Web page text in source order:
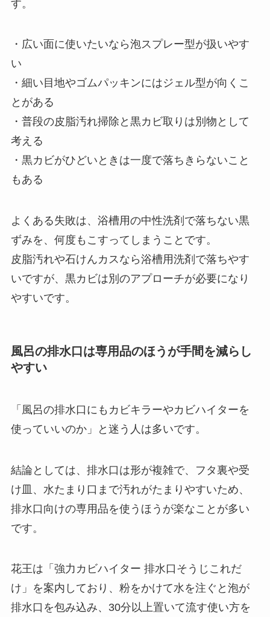
す。
・広い面に使いたいなら泡スプレー型が扱いやす
い
・細い目地やゴムパッキンにはジェル型が向くこ
とがある
・普段の皮脂汚れ掃除と黒カビ取りは別物として
考える
・黒カビがひどいときは一度で落ちきらないこと
もある
よくある失敗は、浴槽用の中性洗剤で落ちない黒
ずみを、何度もこすってしまうことです。
皮脂汚れや石けんカスなら浴槽用洗剤で落ちやす
いですが、黒カビは別のアプローチが必要になり
やすいです。
風呂の排水口は専用品のほうが手間を減らし
やすい
「風呂の排水口にもカビキラーやカビハイターを
使っていいのか」と迷う人は多いです。
結論としては、排水口は形が複雑で、フタ裏や受
け皿、水たまり口まで汚れがたまりやすいため、
排水口向けの専用品を使うほうが楽なことが多い
です。
花王は「強力カビハイター 排水口そうじこれだ
け」を案内しており、粉をかけて水を注ぐと泡が
排水口を包み込み、30分以上置いて流す使い方を